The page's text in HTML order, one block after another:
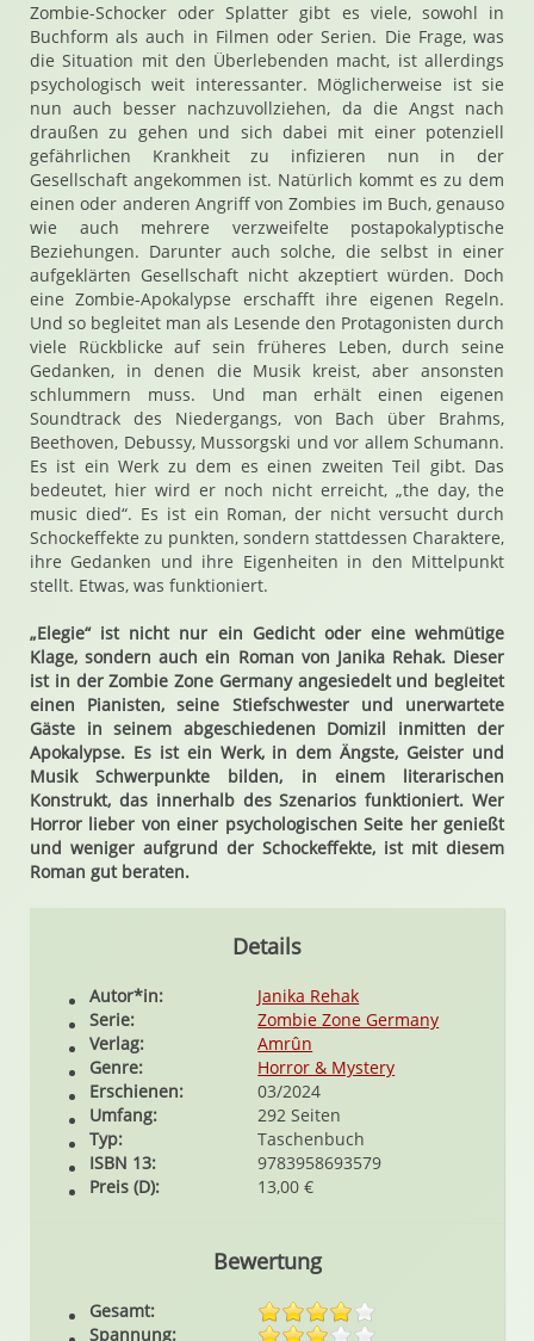
Zombie-Schocker oder Splatter gibt es viele, sowohl in
Buchform als auch in Filmen oder Serien. Die Frage, was
die Situation mit den Überlebenden macht, ist allerdings
psychologisch weit interessanter. Möglicherweise ist sie
nun auch besser nachzuvollziehen, da die Angst nach
draußen zu gehen und sich dabei mit einer potenziell
gefährlichen Krankheit zu infizieren nun in der
Gesellschaft angekommen ist. Natürlich kommt es zu dem
einen oder anderen Angriff von Zombies im Buch, genauso
wie auch mehrere verzweifelte postapokalyptische
Beziehungen. Darunter auch solche, die selbst in einer
aufgeklärten Gesellschaft nicht akzeptiert würden. Doch
eine Zombie-Apokalypse erschafft ihre eigenen Regeln.
Und so begleitet man als Lesende den Protagonisten durch
viele Rückblicke auf sein früheres Leben, durch seine
Gedanken, in denen die Musik kreist, aber ansonsten
schlummern muss. Und man erhält einen eigenen
Soundtrack des Niedergangs, von Bach über Brahms,
Beethoven, Debussy, Mussorgski und vor allem Schumann.
Es ist ein Werk zu dem es einen zweiten Teil gibt. Das
bedeutet, hier wird er noch nicht erreicht, „the day, the
music died“. Es ist ein Roman, der nicht versucht durch
Schockeffekte zu punkten, sondern stattdessen Charaktere,
ihre Gedanken und ihre Eigenheiten in den Mittelpunkt
stellt. Etwas, was funktioniert.
„Elegie“ ist nicht nur ein Gedicht oder eine wehmütige
Klage, sondern auch ein Roman von Janika Rehak. Dieser
ist in der Zombie Zone Germany angesiedelt und begleitet
einen Pianisten, seine Stiefschwester und unerwartete
Gäste in seinem abgeschiedenen Domizil inmitten der
Apokalypse. Es ist ein Werk, in dem Ängste, Geister und
Musik Schwerpunkte bilden, in einem literarischen
Konstrukt, das innerhalb des Szenarios funktioniert. Wer
Horror lieber von einer psychologischen Seite her genießt
und weniger aufgrund der Schockeffekte, ist mit diesem
Roman gut beraten.
Details
Autor*in:
Janika Rehak
Serie:
Zombie Zone Germany
Verlag:
Amrûn
Genre:
Horror & Mystery
Erschienen:
03/2024
Umfang:
292 Seiten
Typ:
Taschenbuch
ISBN 13:
9783958693579
Preis (D):
13,00 €
Bewertung
Gesamt:
Spannung: